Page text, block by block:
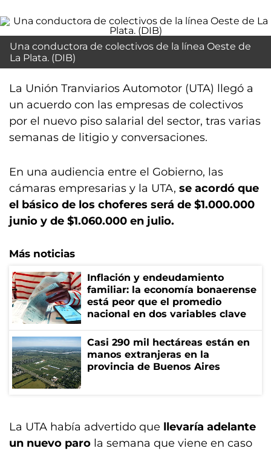
Una conductora de colectivos de la línea Oeste de
La Plata. (DIB)
La Unión Tranviarios Automotor (UTA) llegó a
un acuerdo con las empresas de colectivos
por el nuevo piso salarial del sector, tras varias
semanas de litigio y conversaciones.
En una audiencia entre el Gobierno, las
cámaras empresarias y la UTA, se acordó que
el básico de los choferes será de $1.000.000
junio y de $1.060.000 en julio.
Más noticias
Inflación y endeudamiento
familiar: la economía bonaerense
está peor que el promedio
nacional en dos variables clave
Casi 290 mil hectáreas están en
manos extranjeras en la
provincia de Buenos Aires
La UTA había advertido que llevaría adelante
un nuevo paro la semana que viene en caso